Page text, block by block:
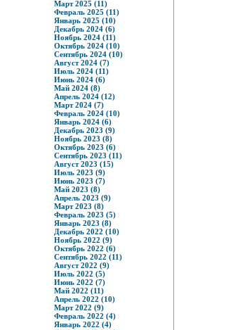
Март 2025 (11)
Февраль 2025 (11)
Январь 2025 (10)
Декабрь 2024 (6)
Ноябрь 2024 (11)
Октябрь 2024 (10)
Сентябрь 2024 (10)
Август 2024 (7)
Июль 2024 (11)
Июнь 2024 (6)
Май 2024 (8)
Апрель 2024 (12)
Март 2024 (7)
Февраль 2024 (10)
Январь 2024 (6)
Декабрь 2023 (9)
Ноябрь 2023 (8)
Октябрь 2023 (6)
Сентябрь 2023 (11)
Август 2023 (15)
Июль 2023 (9)
Июнь 2023 (7)
Май 2023 (8)
Апрель 2023 (9)
Март 2023 (8)
Февраль 2023 (5)
Январь 2023 (8)
Декабрь 2022 (10)
Ноябрь 2022 (9)
Октябрь 2022 (6)
Сентябрь 2022 (11)
Август 2022 (9)
Июль 2022 (5)
Июнь 2022 (7)
Май 2022 (11)
Апрель 2022 (10)
Март 2022 (9)
Февраль 2022 (4)
Январь 2022 (4)